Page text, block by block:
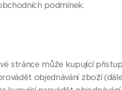
podmínek.
stránce může kupující
objednávání zboží